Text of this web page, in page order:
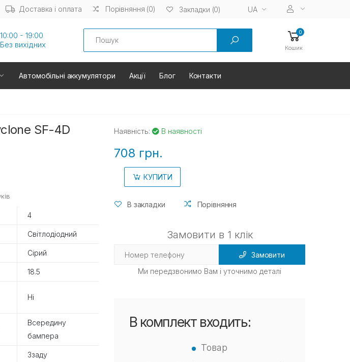
Доставка і оплата Порівняння (0) Закладки (0) UA
10:00 - 19:00
Без вихiдних
Search 0
Кошик
Автомобільні аккумулятори Акції Блог Контакти
SF-4D
4
Світлодіодний
Сірий
18.5
Ні
Всередину
бампера
Ззаду
Наявність: В наявності
708 грн.
КУПИТИ
В закладки Порівняння
Замовити в 1 клік
Замовити
Ми передзвонимо Вам і уточнимо деталі
В комплект входить:
Товар